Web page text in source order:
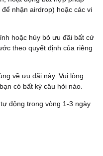
nhận airdrop) hoặc các vi
hoặc hủy bỏ ưu đãi bất cứ
theo quyết định của riêng
về ưu đãi này. Vui lòng
có bất kỳ câu hỏi nào.
động trong vòng 1-3 ngày